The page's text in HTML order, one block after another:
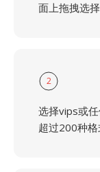
面上拖拽选
2
选择vips或
超过200种格